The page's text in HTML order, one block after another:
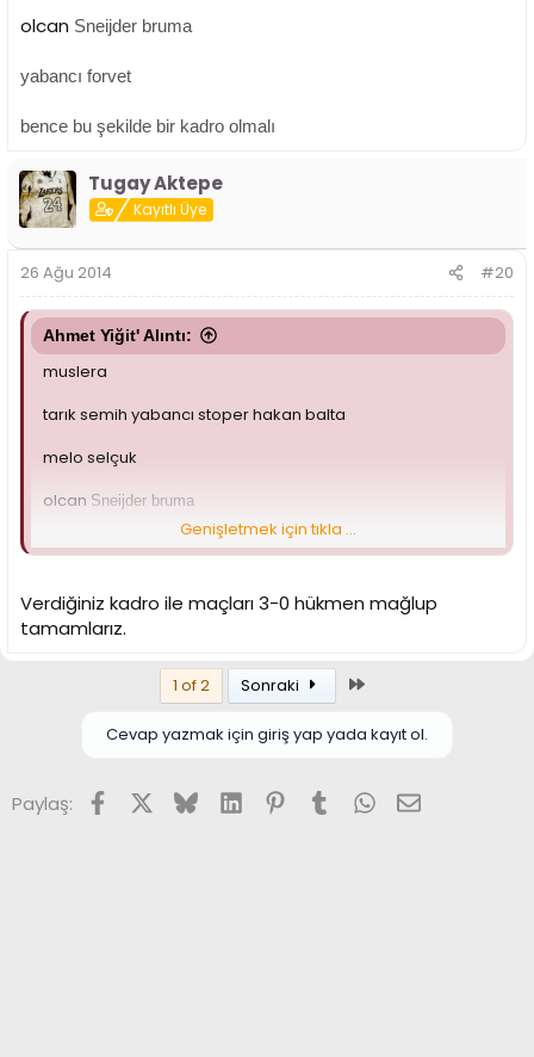
olcan Sneijder bruma
yabancı forvet
bence bu şekilde bir kadro olmalı
Tugay Aktepe
Kayıtlı Üye
26 Ağu 2014 #20
Ahmet Yiğit' Alıntı:
muslera
tarık semih yabancı stoper hakan balta
melo selçuk
olcan Sneijder bruma
yabancı forvet
Genişletmek için tıkla ...
Verdiğiniz kadro ile maçları 3-0 hükmen mağlup
tamamlarız.
1 of 2 Sonraki
Cevap yazmak için giriş yap yada kayıt ol.
Paylaş: FacebookX (Twitter)
BlueskyLinkedInPinterest
TumblrWhatsApp
E-posta